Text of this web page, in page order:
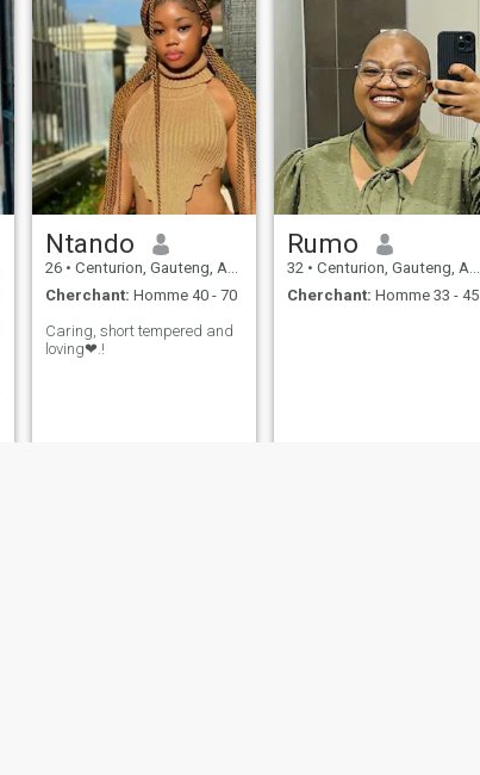
Ntando
26 • Centurion, Gauteng, Afrique du Sud
Cherchant: Homme 40 - 70
Caring, short tempered and
loving❤.!
Rumo
32 • Centurion, Gauteng, Afrique du Sud
Cherchant: Homme 33 - 45